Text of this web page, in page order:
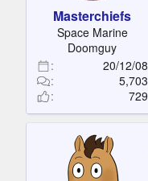
Masterchiefs
Space Marine
Doomguy
20/12/08
5,703
729